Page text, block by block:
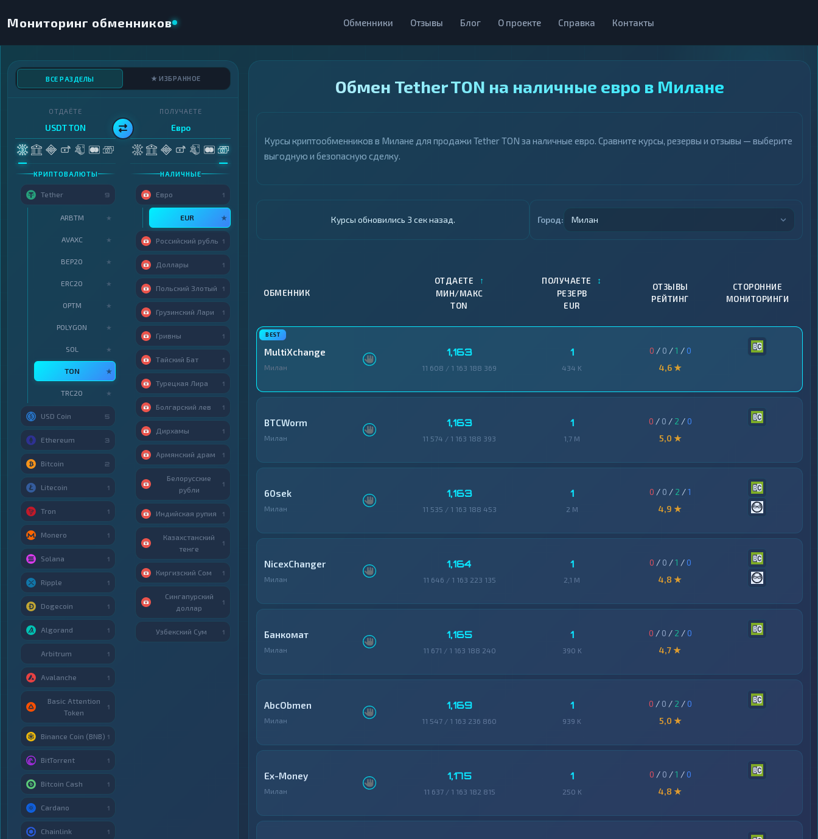
Мониторинг обменников Обменники Отзывы Блог О проекте Справка Контакты
Обмен Tether TON на наличные евро в Милане
Курсы криптообменников в Милане для продажи Tether TON за наличные евро. Сравните курсы, резервы и отзывы — выберите
выгодную и безопасную сделку.
Курсы обновились 4 сек назад. Город: Милан
ОБМЕННИК
ОТДАЕТЕ ↑
МИН/МАКС
TON
ПОЛУЧАЕТЕ ↕
РЕЗЕРВ
EUR
ОТЗЫВЫ
РЕЙТИНГ
СТОРОННИЕ
МОНИТОРИНГИ
MultiXchange
Милан
1,163
11 608 / 1 163 188 369
1
434 K
0 / 0 /1 /0
4,6 ★
BTCWorm
Милан
1,163
11 574 / 1 163 188 393
1
1,7 M
0 / 0 / 2 /0
5,0 ★
60sek
Милан
1,163
11 535 / 1 163 188 453
1
2 M
0 / 0 / 2 /1
4,9 ★
NicexChanger
Милан
1,164
11 646 / 1 163 223 135
1
2,1 M
0 / 0 /1 /0
4,8 ★
Банкомат
Милан
1,165
11 671 / 1 163 188 240
1
390 K
0 / 0 / 2 /0
4,7 ★
AbcObmen
Милан
1,169
11 547 / 1 163 236 860
1
939 K
0 / 0 / 2 /0
5,0 ★
Ex-Money
Милан
1,175
11 637 / 1 163 182 815
1
250 K
0 / 0 /1 /0
4,8 ★
ВСЕ РАЗДЕЛЫ ★ ИЗБРАННОЕ
ОТДАЁТЕ
USDT TON
КРИПТОВАЛЮТЫ
Tether 9
ARBTM ★
AVAXC ★
BEP20 ★
ERC20 ★
OPTM ★
POLYGON ★
SOL ★
TON ★
TRC20 ★
USD Coin 5
Ethereum 3
Bitcoin 2
Litecoin 1
Tron 1
Monero 1
Solana 1
Ripple 1
Dogecoin 1
Algorand 1
Arbitrum 1
Avalanche 1
Basic Attention
Token
1
Binance Coin (BNB) 1
BitTorrent 1
Bitcoin Cash 1
Cardano 1
Chainlink 1
ПОЛУЧАЕТЕ
Евро
НАЛИЧНЫЕ
Евро 1
EUR ★
Российский рубль 1
Доллары 1
Польский Злотый 1
Грузинский Лари 1
Гривны 1
Тайский Бат 1
Турецкая Лира 1
Болгарский лев 1
Дирхамы 1
Армянский драм 1
Белорусские
рубли
1
Индийская рупия 1
Казахстанский
тенге
1
Киргизский Сом 1
Сингапурский
доллар
1
Узбекский Сум 1